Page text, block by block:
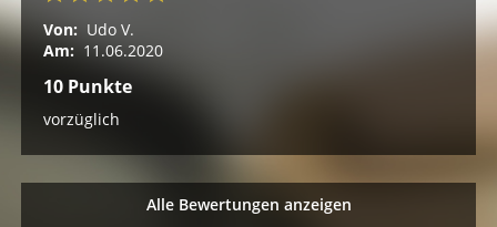
Von: Udo V.
Am: 11.06.2020
10 Punkte
vorzüglich
Alle Bewertungen anzeigen